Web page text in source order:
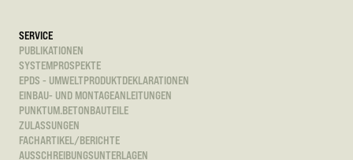
SERVICE
PUBLIKATIONEN
SYSTEMPROSPEKTE
EPDS - UMWELTPRODUKTDEKLARATIONEN
EINBAU- UND MONTAGEANLEITUNGEN
PUNKTUM.BETONBAUTEILE
ZULASSUNGEN
FACHARTIKEL/BERICHTE
AUSSCHREIBUNGSUNTERLAGEN